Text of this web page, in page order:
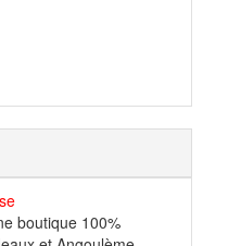
boutique 100%